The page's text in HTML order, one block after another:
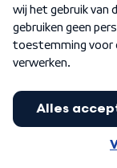
Word Lid